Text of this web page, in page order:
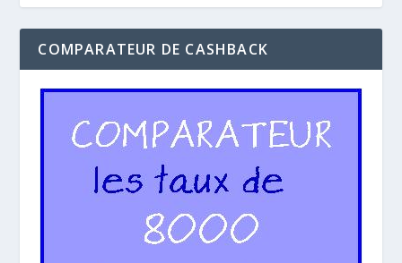
COMPARATEUR DE CASHBACK